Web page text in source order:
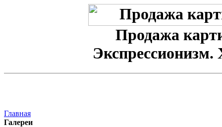
Продажа
Экспрессионизм.
Главная
Галереи